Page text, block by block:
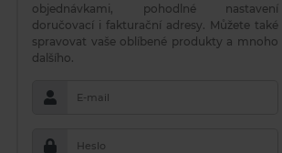
objednávkami, pohodlné nastavení
doručovací i fakturační adresy. Můžete také
spravovat vaše oblíbené produkty a mnoho
dalšího.
E-mail
Heslo